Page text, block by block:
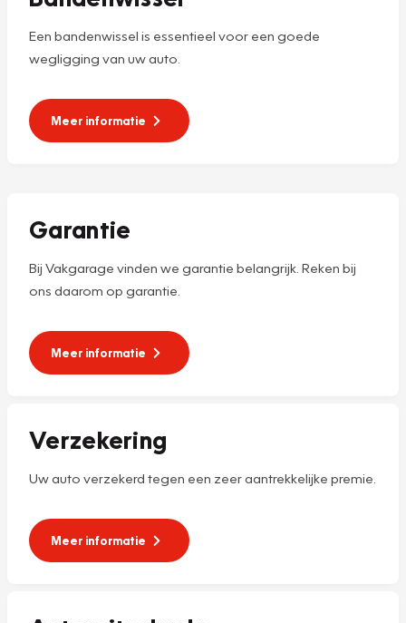
Een bandenwissel is essentieel voor een goede
wegligging van uw auto.
Meer informatie
Garantie
Bij Vakgarage vinden we garantie belangrijk. Reken bij
ons daarom op garantie.
Meer informatie
Verzekering
Uw auto verzekerd tegen een zeer aantrekkelijke premie.
Meer informatie